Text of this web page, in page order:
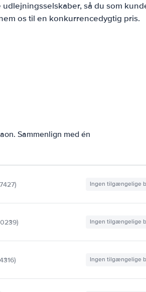
så du som
os til en konkurrencedygtig pris.
Sammenlign med én
Ingen tilgængelige
Ingen tilgængelige
Ingen tilgængelige